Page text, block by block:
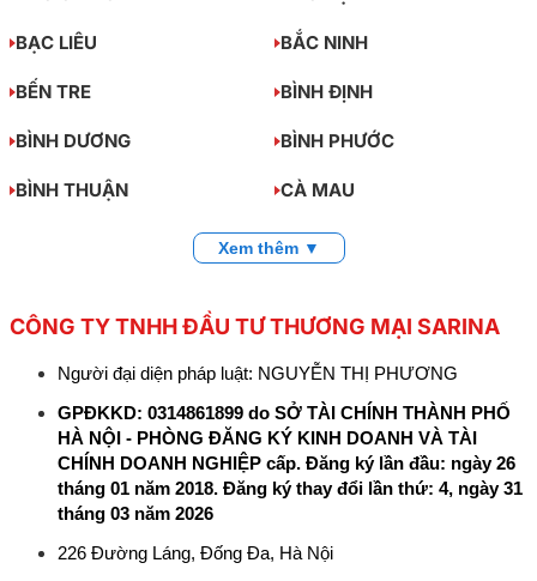
BẠC LIÊU BẮC NINH
BẾN TRE BÌNH ĐỊNH
BÌNH DƯƠNG BÌNH PHƯỚC
BÌNH THUẬN CÀ MAU
Xem thêm ▼
CÔNG TY TNHH ĐẦU TƯ THƯƠNG MẠI SARINA
Người đại diện pháp luật: NGUYỄN THỊ PHƯƠNG
GPĐKKD: 0314861899 do SỞ TÀI CHÍNH THÀNH PHỐ
HÀ NỘI - PHÒNG ĐĂNG KÝ KINH DOANH VÀ TÀI
CHÍNH DOANH NGHIỆP cấp. Đăng ký lần đầu: ngày 26
tháng 01 năm 2018. Đăng ký thay đổi lần thứ: 4, ngày 31
tháng 03 năm 2026
226 Đường Láng, Đống Đa, Hà Nội